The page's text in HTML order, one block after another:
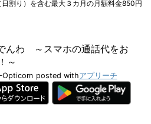
割り）を含む最大３カ月の月額料金850円
んわ ～スマホの通話代をお
～
Opticom posted withアプリーチ